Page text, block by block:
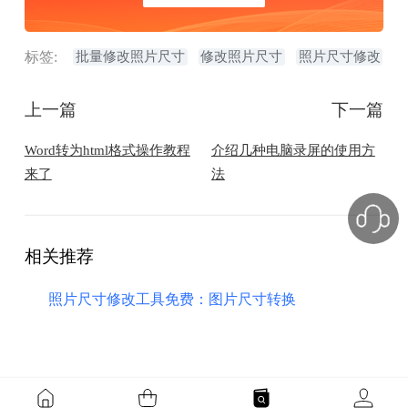
标签: 批量修改照片尺寸 修改照片尺寸 照片尺寸修改
上一篇
Word转为html格式操作教程
来了
下一篇
介绍几种电脑录屏的使用方
法
相关推荐
照片尺寸修改工具免费：图片尺寸转换